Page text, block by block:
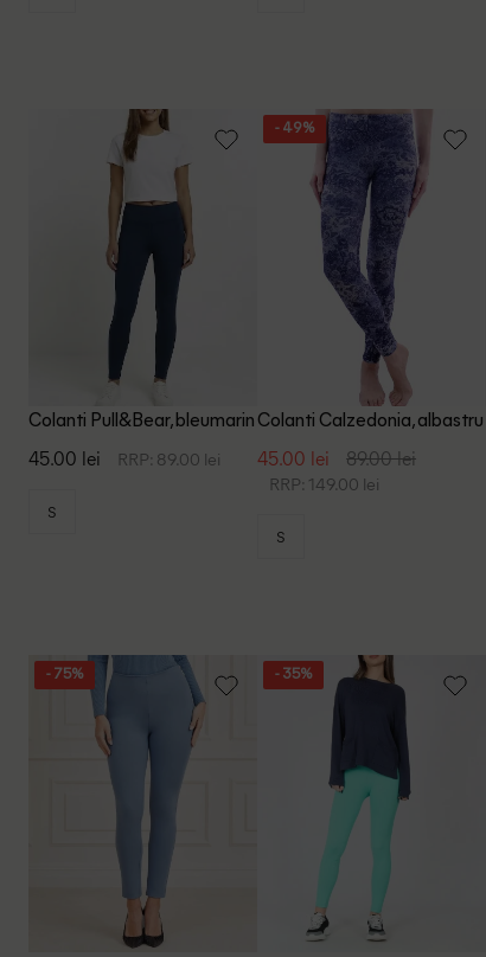
Colanti Pull&Bear, bleumarin
45.00 lei RRP: 89.00 lei
S
- 49%
Colanti Calzedonia, albastru
45.00 lei 89.00 lei
RRP: 149.00 lei
S
- 75% - 35%